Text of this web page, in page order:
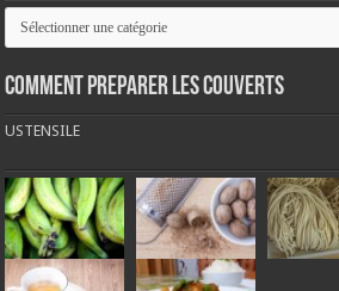
Catégories
COMMENT PREPARER LES COUVERTS
USTENSILE